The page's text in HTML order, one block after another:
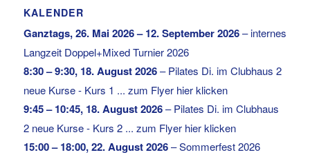
KALENDER
Ganztags,26. Mai 2026– 12. September 2026–internes
Langzeit Doppel+Mixed Turnier 2026
8:30– 9:30, 18. August 2026–Pilates Di. im Clubhaus 2
neue Kurse - Kurs 1 ... zum Flyer hier klicken
9:45– 10:45, 18. August 2026–Pilates Di. im Clubhaus
2 neue Kurse - Kurs 2 ... zum Flyer hier klicken
15:00– 18:00,22. August 2026–Sommerfest 2026